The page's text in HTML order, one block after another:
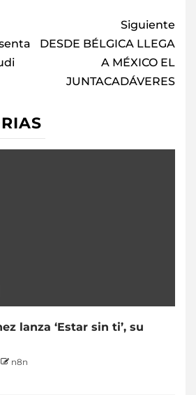
Siguiente
DESDE BÉLGICA LLEGA
A MÉXICO EL
JUNTACADÁVERES
lanza ‘Estar sin ti’, su
n8n